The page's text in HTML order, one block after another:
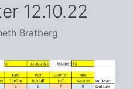
12.10.22
Bratberg